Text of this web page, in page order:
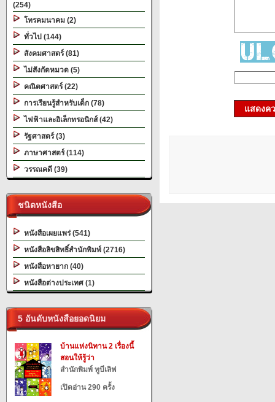
(254)
โทรคมนาคม (2)
ทั่วไป (144)
สังคมศาสตร์ (81)
ไม่สังกัดหมวด (5)
คณิตศาสตร์ (22)
การเรียนรู้สำหรับเด็ก (78)
ไฟฟ้าและอิเล็กทรอนิกส์ (42)
รัฐศาสตร์ (3)
ภาษาศาสตร์ (114)
วรรณคดี (39)
ชนิดหนังสือ
หนังสือเผยแพร่ (541)
หนังสือลิขสิทธิ์สำนักพิมพ์ (2716)
หนังสือหายาก (40)
หนังสือต่างประเทศ (1)
5 อันดับหนังสือยอดนิยม
บ้านแห่งนิทาน 2 เรื่องนี้
สอนให้รู้ว่า
สำนักพิมพ์ ทูบีเลิฟ
เปิดอ่าน 290 ครั้ง
แสดงค